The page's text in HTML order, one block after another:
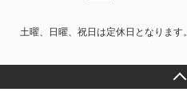
土曜、日曜、祝日は定休日となります。